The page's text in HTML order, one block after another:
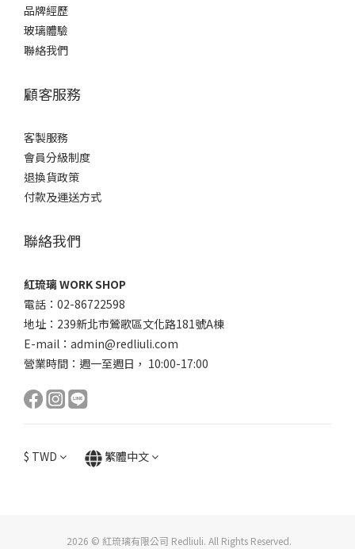
品牌經歷
玻璃體驗
聯絡我們
顧客服務
客製服務
會員分級制度
退換貨政策
付款及運送方式
聯絡我們
紅琉璃 WORK SHOP
電話：02-86722598
地址：239新北市鶯歌區文化路181號A棟
E-mail：admin@redliuli.com
營業時間：週一至週日， 10:00-17:00
$ TWD 繁體中文
2026 © 紅琉璃有限公司 Redliuli. All Rights Reserved.